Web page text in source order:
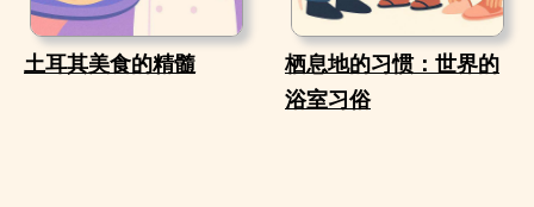
土耳其美食的精髓
栖息地的习惯：世界的
浴室习俗